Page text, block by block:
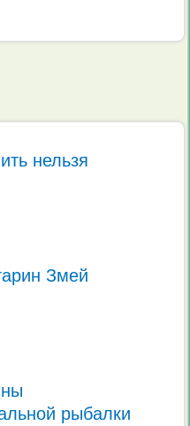
нельзя
Змей
рыбалки